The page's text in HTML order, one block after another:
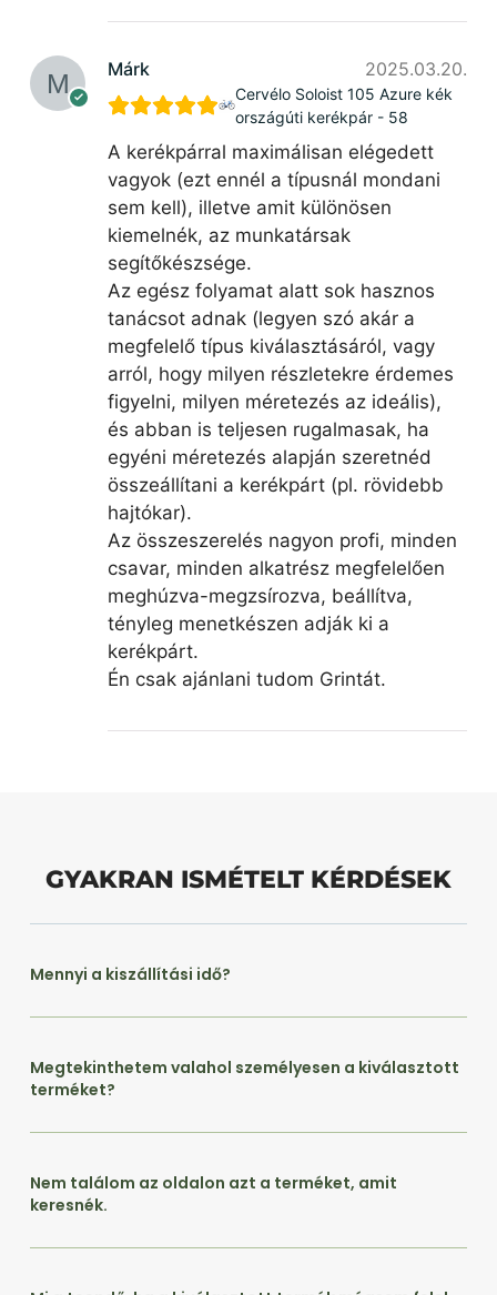
Márk 2025.03.20.
Cervélo Soloist 105 Azure kék
országúti kerékpár - 58
A kerékpárral maximálisan elégedett
vagyok (ezt ennél a típusnál mondani
sem kell), illetve amit különösen
kiemelnék, az munkatársak
segítőkészsége.
Az egész folyamat alatt sok hasznos
tanácsot adnak (legyen szó akár a
megfelelő típus kiválasztásáról, vagy
arról, hogy milyen részletekre érdemes
figyelni, milyen méretezés az ideális),
és abban is teljesen rugalmasak, ha
egyéni méretezés alapján szeretnéd
összeállítani a kerékpárt (pl. rövidebb
hajtókar).
Az összeszerelés nagyon profi, minden
csavar, minden alkatrész megfelelően
meghúzva-megzsírozva, beállítva,
tényleg menetkészen adják ki a
kerékpárt.
Én csak ajánlani tudom Grintát.
GYAKRAN ISMÉTELT KÉRDÉSEK
Mennyi a kiszállítási idő?
Megtekinthetem valahol személyesen a kiválasztott
terméket?
Nem találom az oldalon azt a terméket, amit
keresnék.